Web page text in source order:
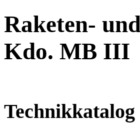
Raketen-
Kdo. MB III
Technikkatalog